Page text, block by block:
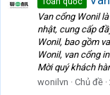
Van cổng Wonil
nhật, cung cấp
Wonil, bao gồm
Wonil, van cổng
Mời quý khách
wonilvn
Chủ đề